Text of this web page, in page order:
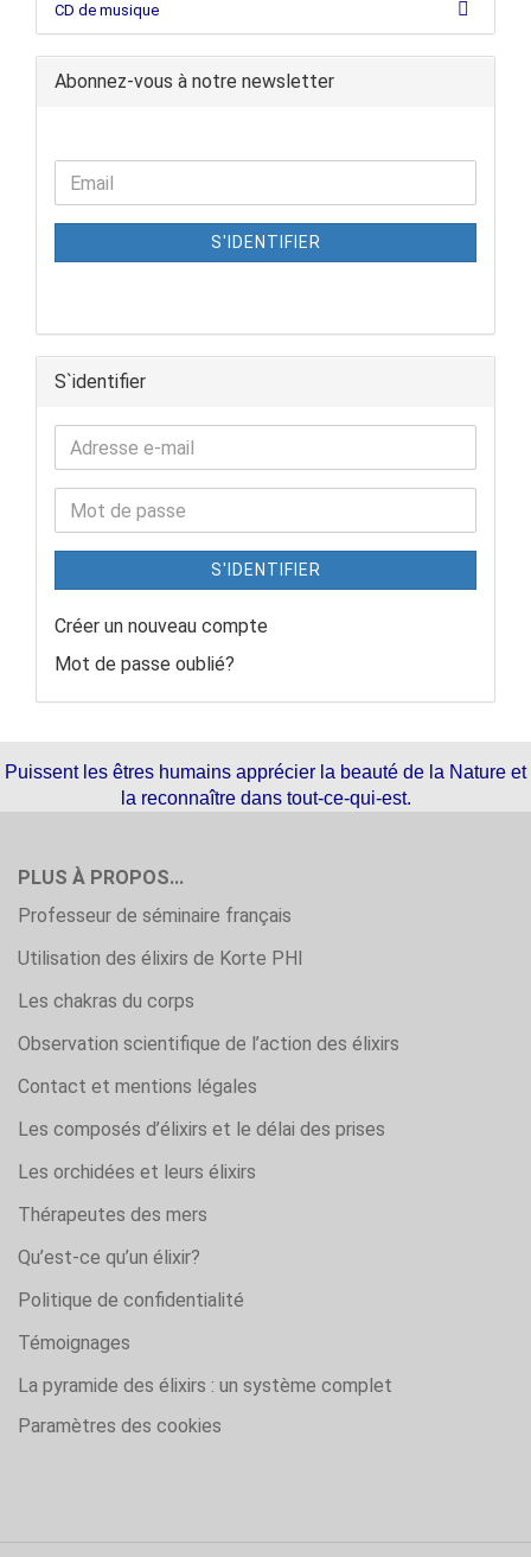
CD de musique
Abonnez-vous à notre newsletter
S'IDENTIFIER
S`identifier
S'IDENTIFIER
Créer un nouveau compte
Mot de passe oublié?
Puissent les êtres humains apprécier la beauté de la Nature et
la reconnaître dans tout-ce-qui-est.
PLUS À PROPOS...
Professeur de séminaire français
Utilisation des élixirs de Korte PHI
Les chakras du corps
Observation scientifique de l’action des élixirs
Contact et mentions légales
Les composés d’élixirs et le délai des prises
Les orchidées et leurs élixirs
Thérapeutes des mers
Qu’est-ce qu’un élixir?
Politique de confidentialité
Témoignages
La pyramide des élixirs : un système complet
Paramètres des cookies